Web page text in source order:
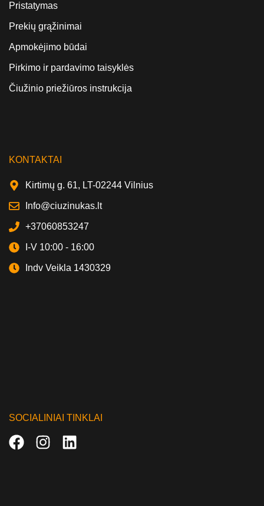
Pristatymas
Prekių grąžinimai
Apmokėjimo būdai
Pirkimo ir pardavimo taisyklės
Čiužinio priežiūros instrukcija
KONTAKTAI
Kirtimų g. 61, LT-02244 Vilnius
Info@ciuzinukas.lt
+37060853247
I-V 10:00 - 16:00
Indv Veikla 1430329
SOCIALINIAI TINKLAI